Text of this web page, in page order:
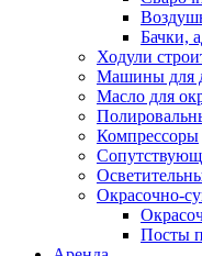
Бачки,
Ходули
Машины для
Масло для
Компрессоры
Окрасочно-
Посты